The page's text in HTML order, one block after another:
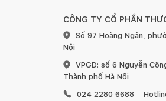
CÔNG TY CỔ PHẦN
Số 97 Hoàng Ngân,
Nội
VPGD: số 6 Nguyễn
Thành phố Hà Nội
024 2280 6688